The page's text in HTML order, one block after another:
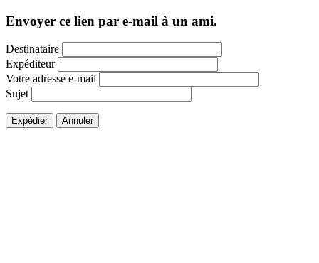
Envoyer ce lien par e-mail à un ami.
Destinataire
Expéditeur
Votre adresse e-mail
Sujet